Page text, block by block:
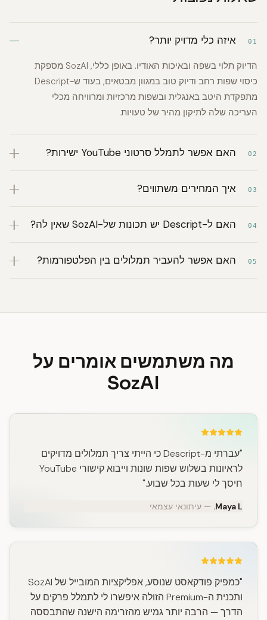
01 איזה כלי מדויק יותר?
הדיוק תלוי בשפה ובאיכות האודיו.
באופן כללי, SozAI מספקת
כיסוי שפות רחב ודיוק טוב במגוון מבטאים, בעוד ש-Descript
מתפקדת היטב באנגלית ובשפות מרכזיות ומרוויחה מכלי
העריכה שלה לתיקון מהיר של טעויות.
02 האם אפשר לתמלל סרטוני YouTube ישירות?
03 איך המחירים משתווים?
04 האם ל-Descript יש תכונות של-SozAI שאין לה?
05 האם אפשר להעביר תמלולים בין הפלטפורמות?
מה משתמשים אומרים על
SozAI
"עברתי מ-Descript כי הייתי צריך תמלולים מדויקים
לראיונות בשלוש שפות שונות וייבוא קישורי YouTube
חיסך לי שעות בכל שבוע."
Maya L. — עיתונאי עצמאי
"כמפיק פודקאסט שנוסע, אפליקציות המובייל של SozAI
ותכנית ה-Premium הזולה איפשרו לי לתמלל פרקים על
הדרך — הרבה יותר גמיש מהזרימה הישנה שהתבססה